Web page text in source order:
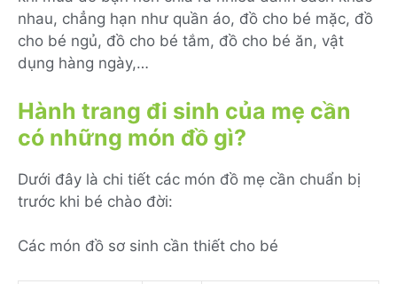
nhau, chẳng hạn như quần áo, đồ cho bé mặc, đồ
cho bé ngủ, đồ cho bé tắm, đồ cho bé ăn, vật
dụng hàng ngày,…
Hành trang đi sinh của mẹ cần
có những món đồ gì?
Dưới đây là chi tiết các món đồ mẹ cần chuẩn bị
trước khi bé chào đời:
Các món đồ sơ sinh cần thiết cho bé